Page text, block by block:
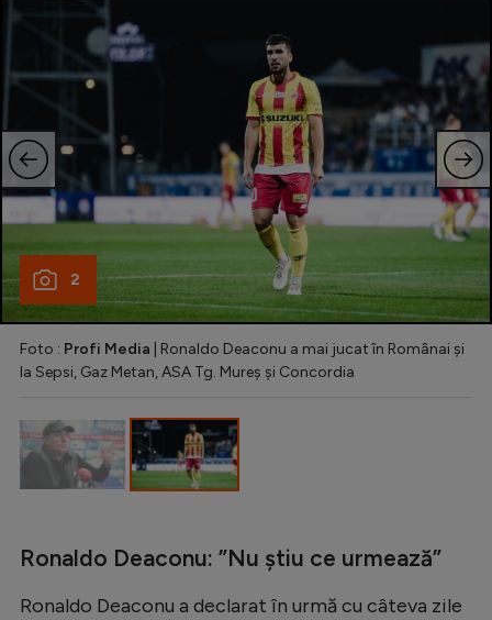
Rugby
Alte sporturi
JO 2024
JO 2026
Intră în cont
2
Foto : Profi Media | Ronaldo Deaconu a mai jucat în Românai și
la Sepsi, Gaz Metan, ASA Tg. Mureș și Concordia
Ronaldo Deaconu: ”Nu știu ce urmează”
Ronaldo Deaconu a declarat în urmă cu câteva zile